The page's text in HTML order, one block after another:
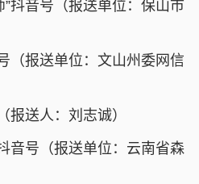
音号（报送单位：保山市
报送单位：文山州委网信
送人：刘志诚）
号（报送单位：云南省森